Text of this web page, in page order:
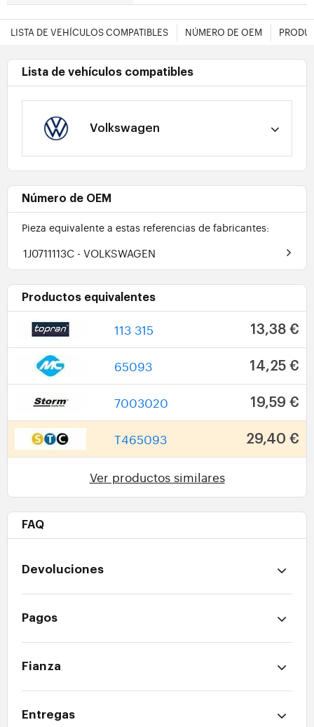
LISTA DE VEHÍCULOS COMPATIBLES NÚMERO DE OEM
Lista de vehículos compatibles
Volkswagen
Número de OEM
Pieza equivalente a estas referencias de fabricantes:
1J0711113C - VOLKSWAGEN
Productos equivalentes
113 315 13,38 €
65093 14,25 €
7003020 19,59 €
T465093 29,40 €
Ver productos similares
FAQ
Devoluciones
Pagos
Fianza
Entregas